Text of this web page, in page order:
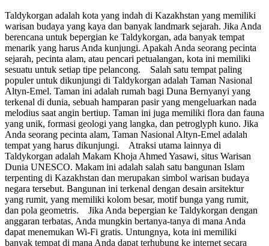
Taldykorgan adalah kota yang indah di Kazakhstan yang memiliki
warisan budaya yang kaya dan banyak landmark sejarah. Jika Anda
berencana untuk bepergian ke Taldykorgan, ada banyak tempat
menarik yang harus Anda kunjungi. Apakah Anda seorang pecinta
sejarah, pecinta alam, atau pencari petualangan, kota ini memiliki
sesuatu untuk setiap tipe pelancong. Salah satu tempat paling
populer untuk dikunjungi di Taldykorgan adalah Taman Nasional
Altyn-Emel. Taman ini adalah rumah bagi Duna Bernyanyi yang
terkenal di dunia, sebuah hamparan pasir yang mengeluarkan nada
melodius saat angin bertiup. Taman ini juga memiliki flora dan fauna
yang unik, formasi geologi yang langka, dan petroglyph kuno. Jika
Anda seorang pecinta alam, Taman Nasional Altyn-Emel adalah
tempat yang harus dikunjungi. Atraksi utama lainnya di
Taldykorgan adalah Makam Khoja Ahmed Yasawi, situs Warisan
Dunia UNESCO. Makam ini adalah salah satu bangunan Islam
terpenting di Kazakhstan dan merupakan simbol warisan budaya
negara tersebut. Bangunan ini terkenal dengan desain arsitektur
yang rumit, yang memiliki kolom besar, motif bunga yang rumit,
dan pola geometris. Jika Anda bepergian ke Taldykorgan dengan
anggaran terbatas, Anda mungkin bertanya-tanya di mana Anda
dapat menemukan Wi-Fi gratis. Untungnya, kota ini memiliki
banyak tempat di mana Anda dapat terhubung ke internet secara